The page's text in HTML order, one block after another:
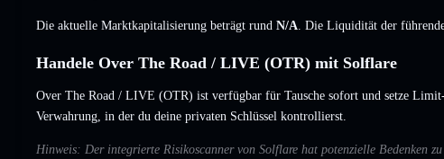
Die aktuelle Marktkapitalisierung beträgt rund N/A . Die Liquidität der
Handele Over The Road / LIVE (OTR) mit Solflare
Over The Road / LIVE (OTR) ist verfügbar für Tausche sofort und setze
Verwahrung, in der du deine privaten Schlüssel kontrollierst.
Hinweis: Der integrierte Risikoscanner von Solflare hat potenzielle Bedenken